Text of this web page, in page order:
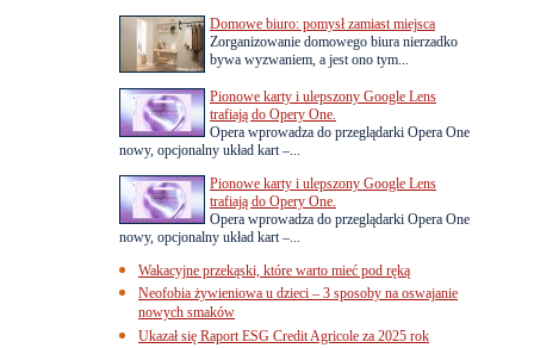
Domowe biuro: pomysł zamiast miejsca
Zorganizowanie domowego biura nierzadko
bywa wyzwaniem, a jest ono tym...
Pionowe karty i ulepszony Google Lens
trafiają do Opery One.
Opera wprowadza do przeglądarki Opera One
nowy, opcjonalny układ kart –...
Pionowe karty i ulepszony Google Lens
trafiają do Opery One.
Opera wprowadza do przeglądarki Opera One
nowy, opcjonalny układ kart –...
Wakacyjne przekąski, które warto mieć pod ręką
Neofobia żywieniowa u dzieci – 3 sposoby na oswajanie
nowych smaków
Ukazał się Raport ESG Credit Agricole za 2025 rok